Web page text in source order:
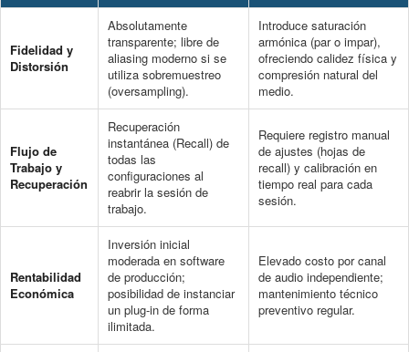
Fidelidad y
Distorsión
Absolutamente
transparente; libre de
aliasing moderno si se
utiliza sobremuestreo
(oversampling).
Introduce saturación
armónica (par o impar),
ofreciendo calidez física y
compresión natural del
medio.
Flujo de
Trabajo y
Recuperación
Recuperación
instantánea (Recall) de
todas las
configuraciones al
reabrir la sesión de
trabajo.
Requiere registro manual
de ajustes (hojas de
recall) y calibración en
tiempo real para cada
sesión.
Rentabilidad
Económica
Inversión inicial
moderada en software
de producción;
posibilidad de instanciar
un plug-in de forma
ilimitada.
Elevado costo por canal
de audio independiente;
mantenimiento técnico
preventivo regular.